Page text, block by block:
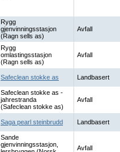
Rygg
gjenvinningsstasjon
(Ragn sells as)
Avfall
Rygg
omlastingsstasjon
(Ragn sells as)
Avfall
Safeclean stokke as Landbasert
Safeclean stokke as -
jahrestranda
(Safeclean stokke as)
Avfall
Saga pearl steinbrudd Landbasert
Sande
gjenvinningsstasjon,
Avfall